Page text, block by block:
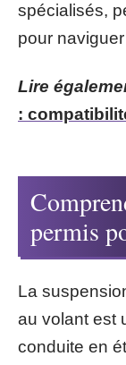
spécialisés,
pour
Lire
:
permis
La
au volant est
conduite en